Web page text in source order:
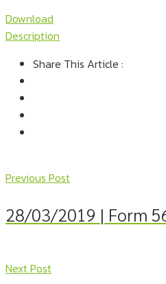
Download
Description
Share This Article :
Previous Post
28/03/2019 | Form
Next Post